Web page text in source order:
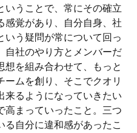
いうことで、常にその確立
感覚があり、自分自身、社
いう疑問が常について回っ
自社のやり方とメンバーだ
想を組み合わせて、もっと
ームを創り、そこでクオリ
来るようになっていきたい
高まっていったこと。三つ
る自分に違和感があったこ